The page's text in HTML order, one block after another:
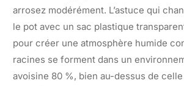
arrosez modérément. L’astuce qui
le pot avec un sac plastique
pour créer une atmosphère humide
racines se forment dans un
avoisine 80 %, bien au-dessus de celle